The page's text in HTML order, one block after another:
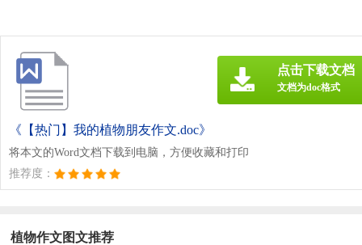
《【热门】我的植物朋友作文.doc》
将本文的Word文档下载到电脑，方便收藏和打印
推荐度：
点击下载文档
文档为doc格式
植物作文图文推荐